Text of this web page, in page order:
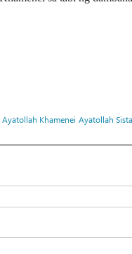
Ayatollah Khamenei Ayatollah